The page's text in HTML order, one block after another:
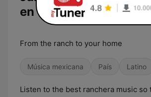
en vivo
From the ranch to your home
Música mexicana País Latino
Listen to the best ranchera music so